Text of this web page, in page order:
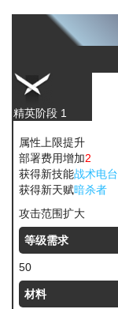
精英阶段 1
属性上限提升
部署费用增加2
获得新技能战术电台
获得新天赋暗杀者
攻击范围扩大
等级需求
50
材料